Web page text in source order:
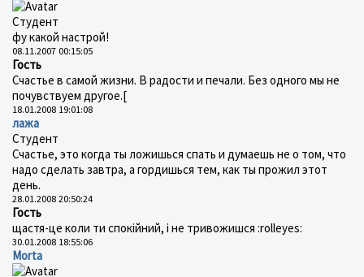
Студент
фу какой настрой!
08.11.2007 00:15:05
Гость
Счастье в самой жизни. В радости и печали. Без одного мы не
почувствуем другое.[
18.01.2008 19:01:08
лажа
Студент
Счастье, это когда ты ложишься спать и думаешь не о том, что
надо сделать завтра, а гордишься тем, как ты прожил этот
день.
28.01.2008 20:50:24
Гость
щастя-це коли ти спокійний, і не тривожишся :rolleyes:
30.01.2008 18:55:06
Morta